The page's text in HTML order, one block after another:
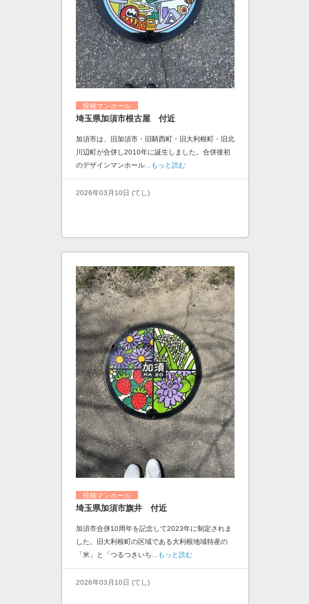
投稿マンホール
埼玉県加須市根古屋 付近
加須市は、旧加須市・旧騎西町・旧大利根町・旧北
川辺町が合併し2010年に誕生しました。合併後初
のデザインマンホール ...もっと読む
2026年03月10日 (てし)
投稿マンホール
埼玉県加須市旗井 付近
加須市合併10周年を記念して2023年に制定されま
した。旧大利根町の区域である大利根地域特産の
「米」と「つるつきいち ...もっと読む
2026年03月10日 (てし)